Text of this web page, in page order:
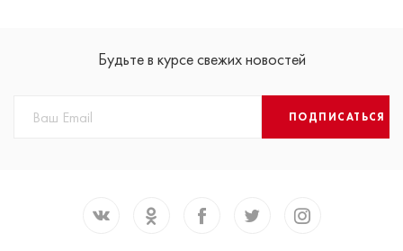
Будьте в курсе свежих новостей
ПОДПИСАТЬСЯ